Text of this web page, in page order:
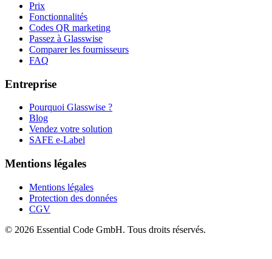
Prix
Fonctionnalités
Codes QR marketing
Passez à Glasswise
Comparer les fournisseurs
FAQ
Entreprise
Pourquoi Glasswise ?
Blog
Vendez votre solution
SAFE e-Label
Mentions légales
Mentions légales
Protection des données
CGV
© 2026 Essential Code GmbH. Tous droits réservés.